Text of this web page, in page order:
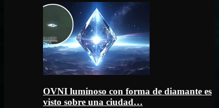
OVNI luminoso con forma de diamante es
visto sobre una ciudad…